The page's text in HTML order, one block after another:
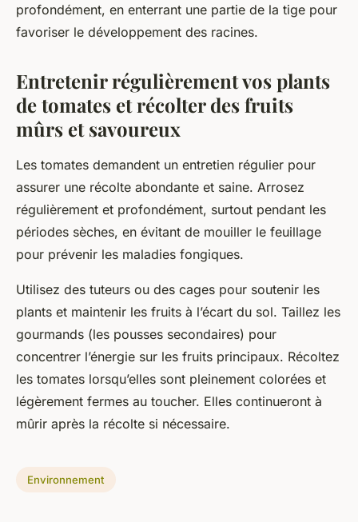
profondément, en enterrant une partie de la tige pour
favoriser le développement des racines.
Entretenir régulièrement vos plants
de tomates et récolter des fruits
mûrs et savoureux
Les tomates demandent un entretien régulier pour
assurer une récolte abondante et saine. Arrosez
régulièrement et profondément, surtout pendant les
périodes sèches, en évitant de mouiller le feuillage
pour prévenir les maladies fongiques.
Utilisez des tuteurs ou des cages pour soutenir les
plants et maintenir les fruits à l’écart du sol. Taillez les
gourmands (les pousses secondaires) pour
concentrer l’énergie sur les fruits principaux. Récoltez
les tomates lorsqu’elles sont pleinement colorées et
légèrement fermes au toucher. Elles continueront à
mûrir après la récolte si nécessaire.
Environnement